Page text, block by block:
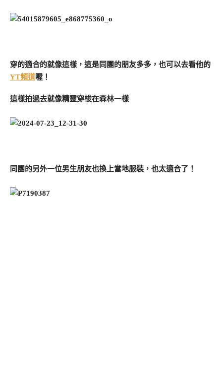
穿的適合的就像這樣，這是同團的朋友多多，也可以去看他的
YT頻道喔！
這樣拍過去就像精靈穿梭在森林一樣
同團的另外一位男生朋友也換上當地服裝，也太適合了！